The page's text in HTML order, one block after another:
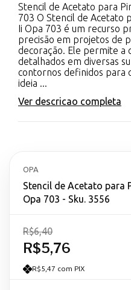
Stencil de Acetato para
703 O Stencil de Acetato
Ii Opa 703 é um recurso
precisão em projetos de
decoração. Ele permite a
detalhados em diversas
contornos definidos para
ideia ...
Ver descricao completa
OPA
Stencil de Acetato para
Opa 703 - Sku. 3556
R$5,76
R$6,40
R$5,47 com PIX